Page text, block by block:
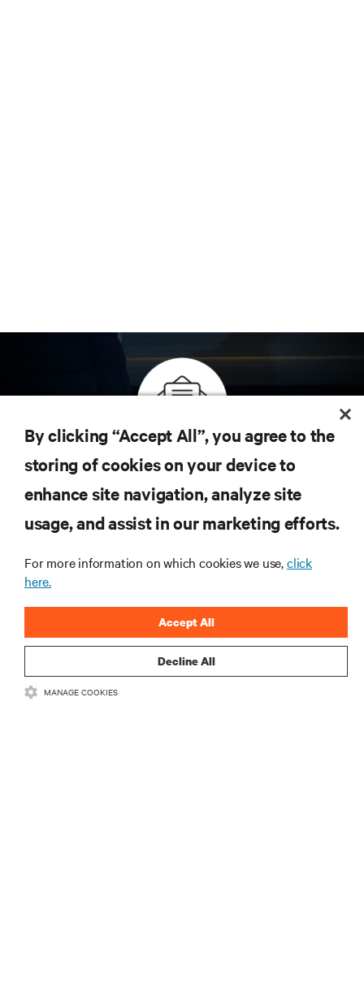
Inscreva-se para obter as últimas tendências em
tecnologia
Receba atualizações regulares sobre os tópicos
mais importantes da indústria, com as discussões
mais recentes e insights de especialistas sobre
By clicking “Accept All”, you agree to the
storing of cookies on your device to
enhance site navigation, analyze site
usage, and assist in our marketing efforts.
For more information on which cookies we use,click
here.
Decline All
Accept All
MANAGE COOKIES